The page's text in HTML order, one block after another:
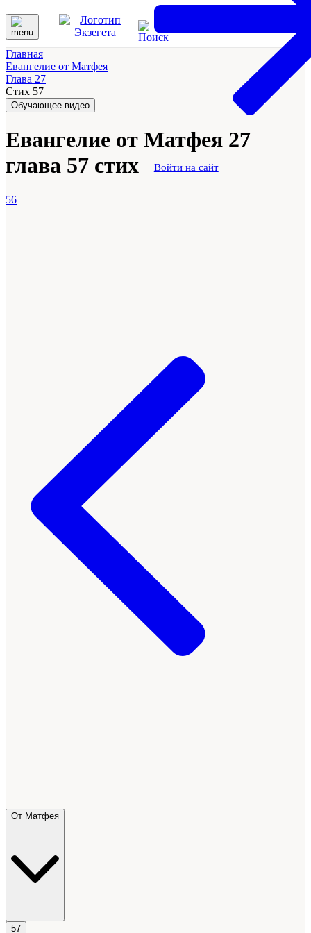
Войти на сайт
Главная
Евангелие от Матфея
Глава 27
Стих 57
Обучающее видео
Евангелие от Матфея 27
глава 57 стих
56
От Матфея
57